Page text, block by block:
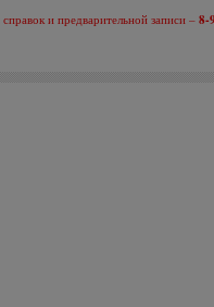
и предварительной записи – 8-